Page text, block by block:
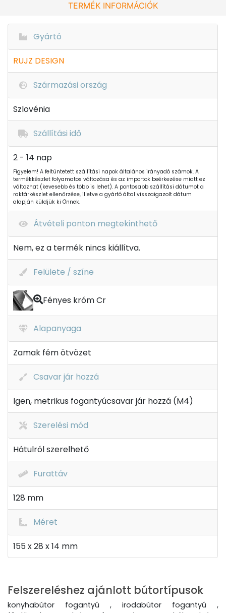
TERMÉK INFORMÁCIÓK
Gyártó
RUJZ DESIGN
Származási ország
Szlovénia
Szállítási idő
2 - 14 nap
Figyelem! A feltüntetett szállítási napok általános irányadó számok. A
termékkészlet folyamatos változása és az importok beérkezése miatt ez
változhat (kevesebb és több is lehet). A pontosabb szállítási dátumot a
raktárkészlet ellenőrzése, illetve a gyártó által visszaigazolt dátum
alapján küldjük ki Önnek.
Átvételi ponton megtekinthető
Nem, ez a termék nincs kiállítva.
Felülete / színe
Fényes króm Cr
Alapanyaga
Zamak fém ötvözet
Csavar jár hozzá
Igen, metrikus fogantyúcsavar jár hozzá (M4)
Szerelési mód
Hátulról szerelhető
Furattáv
128 mm
Méret
155 x 28 x 14 mm
Felszereléshez ajánlott bútortípusok
konyhabútor fogantyú , irodabútor fogantyú ,